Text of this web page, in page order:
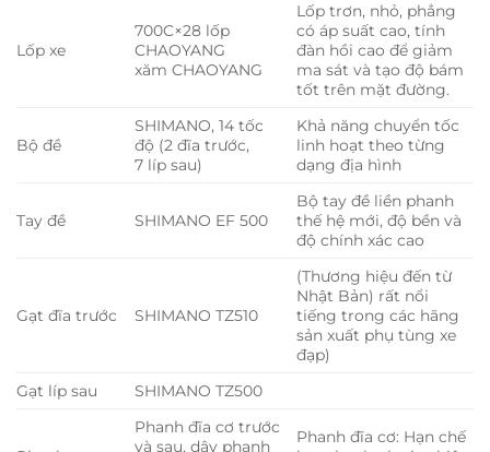
Lốp xe
700C×28 lốp
CHAOYANG
xăm CHAOYANG
Lốp trơn, nhỏ, phẳng
có áp suất cao, tính
đàn hồi cao để giảm
ma sát và tạo độ bám
tốt trên mặt đường.
Bộ đề
SHIMANO, 14 tốc
độ (2 đĩa trước,
7 líp sau)
Khả năng chuyển tốc
linh hoạt theo từng
dạng địa hình
Tay đề SHIMANO EF 500
Bộ tay đề liền phanh
thế hệ mới, độ bền và
độ chính xác cao
Gạt đĩa trước SHIMANO TZ510
(Thương hiệu đến từ
Nhật Bản) rất nổi
tiếng trong các hãng
sản xuất phụ tùng xe
đạp)
Gạt líp sau
SHIMANO TZ500
Phanh đĩa cơ trước
và sau, dây phanh
Phanh đĩa cơ: Hạn chế